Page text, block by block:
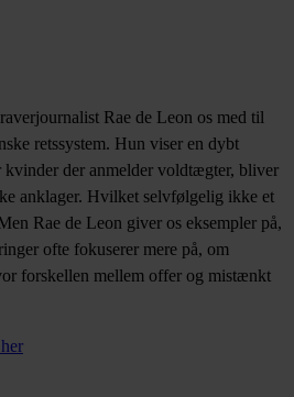
Rae de Leon os med til
retssystem. Hun viser en dybt
kvinder der anmelder voldtægter, bliver
anklager. Hvilket selvfølgelig ikke et
Rae de Leon giver os eksempler på,
ofte fokuserer mere på, om
forskellen mellem offer og mistænkt